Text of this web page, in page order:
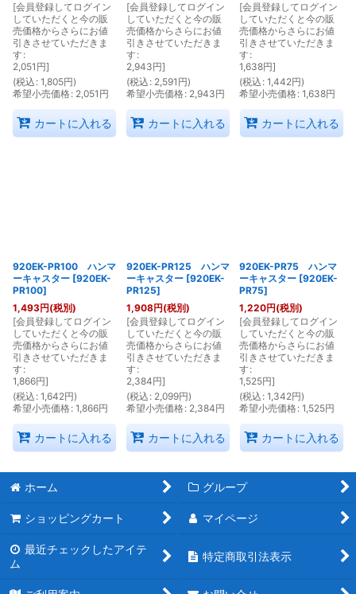
[会員登録してログイン
していただくと今の販
売価格からさらにお値
引きさせていただきま
す :
2,051 円]
(税込 : 1,805円)
希望小売価格: 2,051 円
カートに入れる
[会員登録してログイン
していただくと今の販
売価格からさらにお値
引きさせていただきま
す :
2,943円]
(税込 : 2,591 円)
希望小売価格: 2,943円
カートに入れる
[会員登録してログイン
していただくと今の販
売価格からさらにお値
引きさせていただきま
す :
1,638円]
(税込 : 1,442円)
希望小売価格: 1,638円
カートに入れる
920EK-PR100 ハンマ
ーキャスター [920EK-
PR100]
1,493円(税別)
[会員登録してログイン
していただくと今の販
売価格からさらにお値
引きさせていただきま
す :
1,866円]
(税込 : 1,642円)
希望小売価格: 1,866円
カートに入れる
920EK-PR125 ハンマ
ーキャスター [920EK-
PR125]
1,908円(税別)
[会員登録してログイン
していただくと今の販
売価格からさらにお値
引きさせていただきま
す :
2,384円]
(税込 : 2,099円)
希望小売価格: 2,384円
カートに入れる
920EK-PR75 ハンマ
ーキャスター [920EK-
PR75]
1,220円(税別)
[会員登録してログイン
していただくと今の販
売価格からさらにお値
引きさせていただきま
す :
1,525円]
(税込 : 1,342円)
希望小売価格: 1,525円
カートに入れる
ホーム グループ
ショッピングカート マイページ
最近チェックしたアイテ
ム
特定商取引法表示